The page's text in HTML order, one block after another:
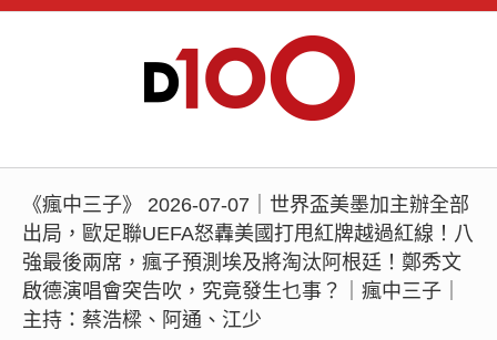
《瘋中三子》 2026-07-07｜世界盃美墨加主辦全部
出局，歐足聯UEFA怒轟美國打甩紅牌越過紅線！八
強最後兩席，瘋子預測埃及將淘汰阿根廷！鄭秀文
啟德演唱會突告吹，究竟發生乜事？｜瘋中三子｜
主持：蔡浩樑、阿通、江少